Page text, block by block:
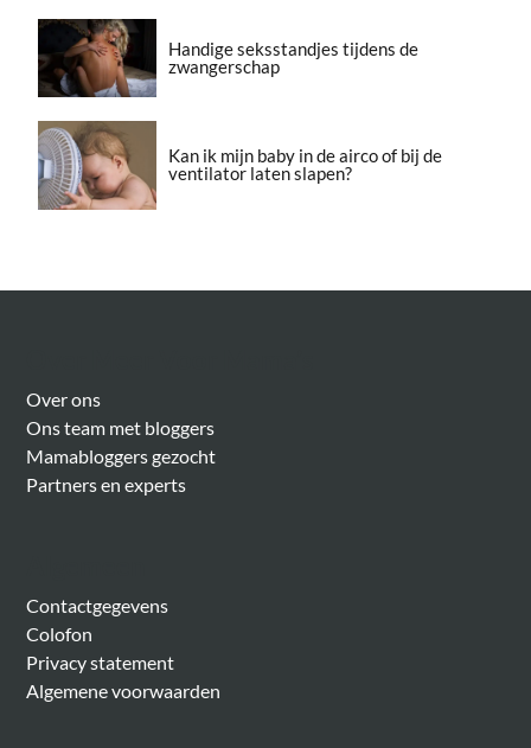
Handige seksstandjes tijdens de
zwangerschap
Kan ik mijn baby in de airco of bij de
ventilator laten slapen?
Over ons
Ons team met bloggers
Mamabloggers gezocht
Partners en experts
Contactgegevens
Colofon
Privacy statement
Algemene voorwaarden